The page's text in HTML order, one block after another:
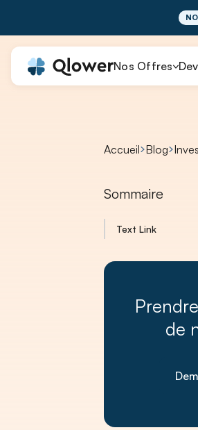
Nos Offres
Accueil Blog
Sommaire
Text Link
de